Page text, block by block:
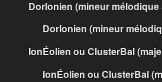
DorIonien (mineur
DorIonien (mineur
IonÉolien ou ClusterBal
IonÉolien ou ClusterBal